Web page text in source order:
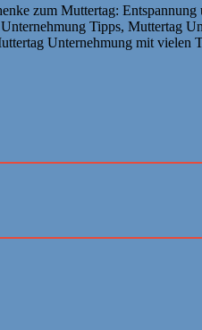
zum Muttertag:
Tipps, Muttertag
Unternehmung mit vielen